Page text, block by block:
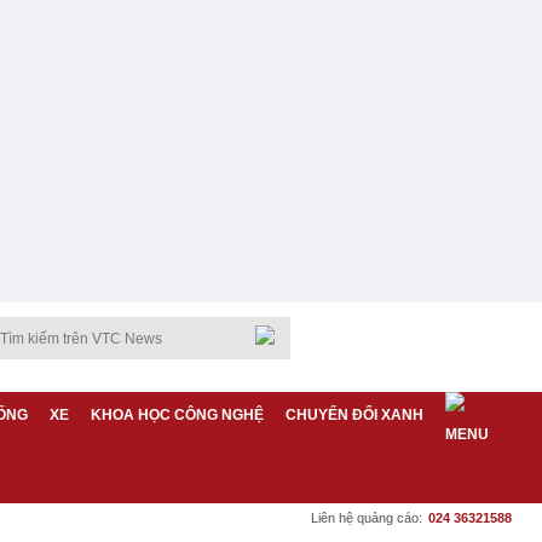
XE KHOA HỌC CÔNG NGHỆ CHUYỂN ĐỔI XANH
Liên hệ quảng cáo: 024 36321588